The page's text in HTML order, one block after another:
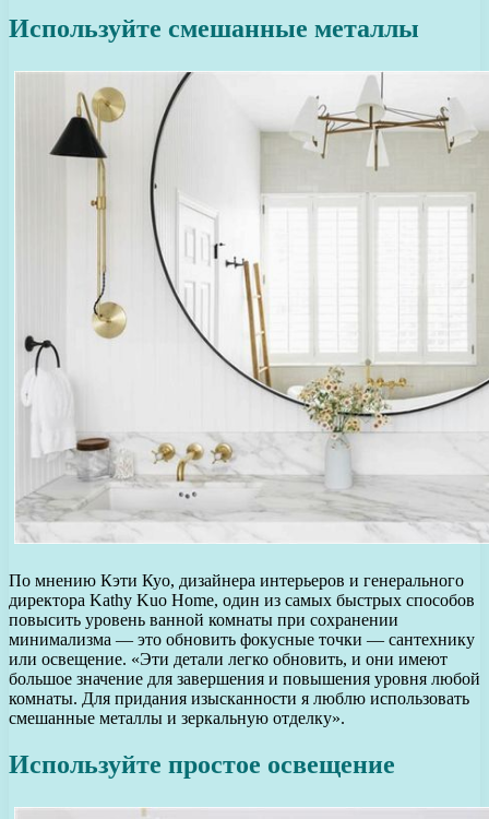
Используйте смешанные металлы
По мнению Кэти Куо, дизайнера интерьеров и генерального
директора Kathy Kuo Home, один из самых быстрых способов
повысить уровень ванной комнаты при сохранении
минимализма — это обновить фокусные точки — сантехнику
или освещение. «Эти детали легко обновить, и они имеют
большое значение для завершения и повышения уровня любой
комнаты. Для придания изысканности я люблю использовать
смешанные металлы и зеркальную отделку».
Используйте простое освещение